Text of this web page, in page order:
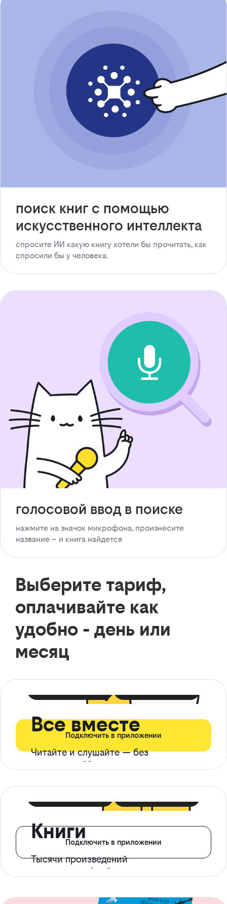
поиск книг с помощью
искусственного интеллекта
спросите ИИ какую книгу хотели бы прочитать, как
спросили бы у человека.
голосовой ввод в поиске
нажмите на значок микрофона, произнесите
название – и книга найдется
Выберите тариф,
оплачивайте как
удобно - день или
месяц
Все вместе
Читайте и слушайте — без
ограничений*
Подключить в приложении
Книги
Тысячи произведений
с доступом офлайн
Подключить в приложении